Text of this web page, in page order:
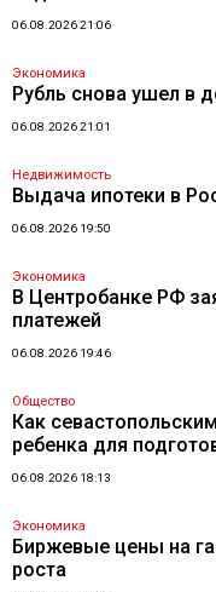
06.08.2026 21:06
Экономика
Рубль снова ушел в
06.08.2026 21:01
Недвижимость
Выдача ипотеки в
06.08.2026 19:50
Экономика
В Центробанке РФ
платежей
06.08.2026 19:46
Общество
Как
ребенка для
06.08.2026 18:13
Экономика
Биржевые цены на
роста